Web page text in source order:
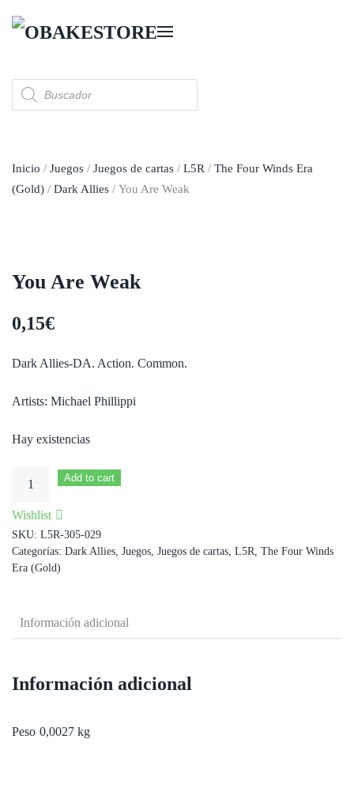
Búsqueda
de
productos
Inicio / Juegos / Juegos de cartas / L5R / The Four Winds Era
(Gold) / Dark Allies / You Are Weak
You Are Weak
0,15€
Dark Allies-DA. Action. Common.
Artists: Michael Phillippi
Hay existencias
Weak
cantidad
Add to cart
Wishlist
SKU: L5R-305-029
Categorías: Dark Allies, Juegos, Juegos de cartas, L5R, The Four Winds
Era (Gold)
Información adicional
Información adicional
Peso 0,0027 kg